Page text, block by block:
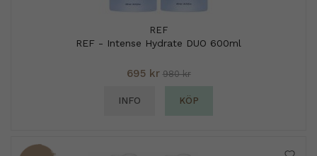
REF
REF - Intense Hydrate DUO 600ml
695 kr 980 kr
INFO KÖP